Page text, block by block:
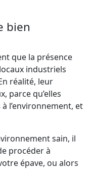
bien
que la présence
industriels
réalité, leur
parce qu’elles
l’environnement, et
sain, il
procéder à
épave, ou alors